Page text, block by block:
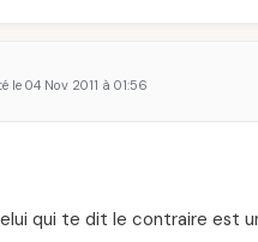
le 04 Nov 2011 à 01:56
qui te dit le contraire est